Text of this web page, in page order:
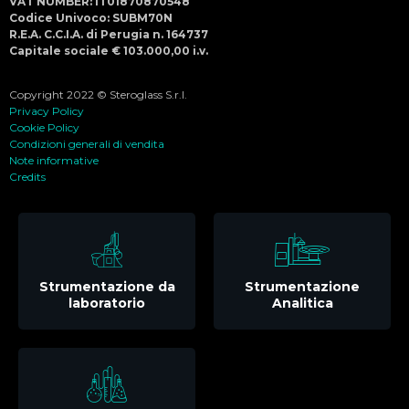
Codice Univoco: SUBM70N
R.E.A. C.C.I.A. di Perugia n. 164737
Capitale sociale € 103.000,00 i.v.
Copyright 2022 © Steroglass S.r.l.
Privacy Policy
Cookie Policy
Condizioni generali di vendita
Note informative
Credits
Strumentazione da
laboratorio
Strumentazione
Analitica